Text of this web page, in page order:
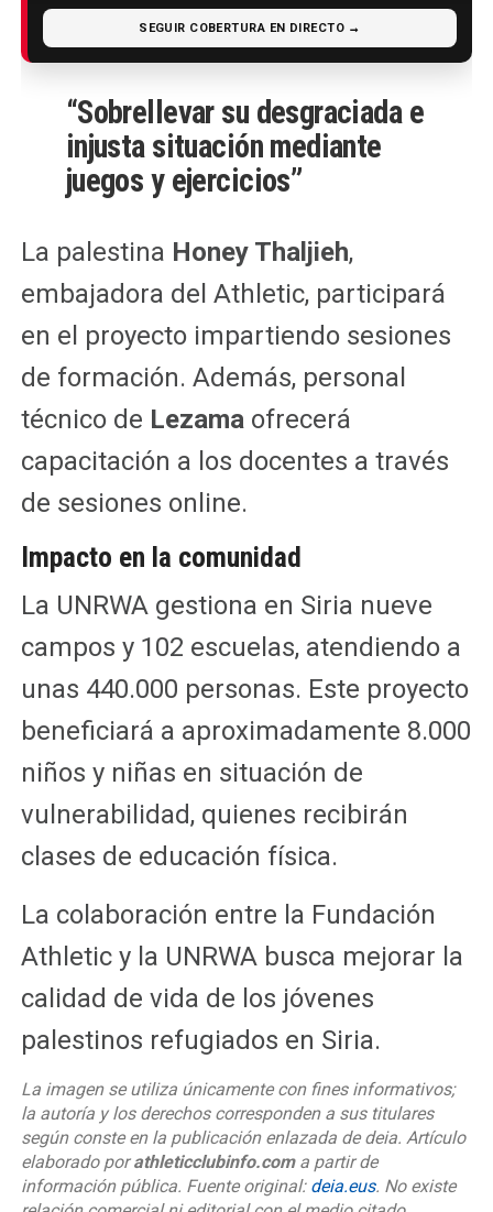
SEGUIR COBERTURA EN DIRECTO →
“Sobrellevar su desgraciada e
injusta situación mediante
juegos y ejercicios”
La palestina Honey Thaljieh,
embajadora del Athletic, participará
en el proyecto impartiendo sesiones
de formación. Además, personal
técnico de Lezamaofrecerá
capacitación a los docentes a través
de sesiones online.
Impacto en la comunidad
La UNRWA gestiona en Siria nueve
campos y 102 escuelas, atendiendo a
unas 440.000 personas. Este proyecto
beneficiará a aproximadamente 8.000
niños y niñas en situación de
vulnerabilidad, quienes recibirán
clases de educación física.
La colaboración entre la Fundación
Athletic y la UNRWA busca mejorar la
calidad de vida de los jóvenes
palestinos refugiados en Siria.
La imagen se utiliza únicamente con fines informativos;
la autoría y los derechos corresponden a sus titulares
según conste en la publicación enlazada de deia. Artículo
elaborado porathleticclubinfo.coma partir de
información pública. Fuente original: deia.eus. No existe